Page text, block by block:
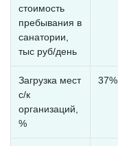
стоимость
пребывания в
санатории,
тыс руб/день
Загрузка мест
с/к
организаций,
%
37%